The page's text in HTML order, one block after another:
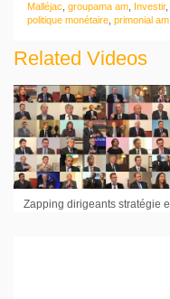
Malléjac groupama am Investir,
politique monétaire primonial am
Related Videos